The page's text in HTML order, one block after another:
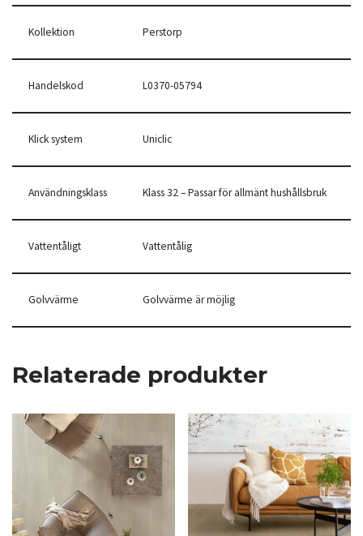
Kollektion Perstorp
Handelskod L0370-05794
Klick system Uniclic
Användningsklass Klass 32 – Passar för allmänt hushållsbruk
Vattentåligt Vattentålig
Golvvärme Golvvärme är möjlig
Relaterade produkter